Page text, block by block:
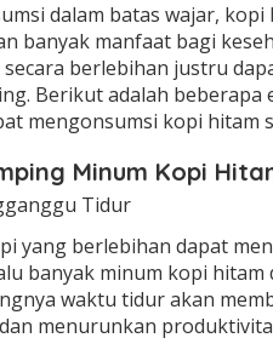
dalam batas wajar,
banyak manfaat bagi
berlebihan justru
Berikut adalah beberapa
mengonsumsi kopi hitam
Minum Kopi
Tidur
yang berlebihan dapat
banyak minum kopi
waktu tidur akan
menurunkan